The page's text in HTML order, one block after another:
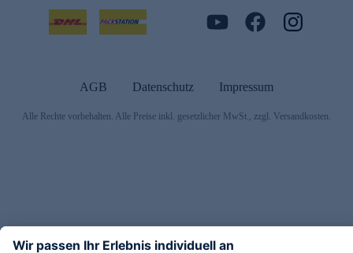
AGB Datenschutz Impressum
Alle Rechte vorbehalten. Alle Preise inkl. gesetzlicher MwSt., zzgl. Versandkosten.